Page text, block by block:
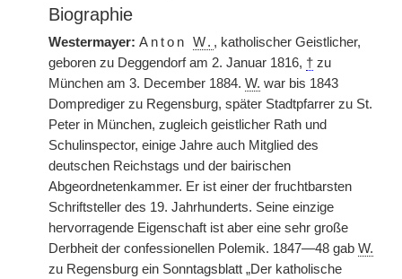
Biographie
Westermayer: Anton W. , katholischer Geistlicher,
geboren zu Deggendorf am 2. Januar 1816, † zu
München am 3. December 1884. W. war bis 1843
Domprediger zu Regensburg, später Stadtpfarrer zu St.
Peter in München, zugleich geistlicher Rath und
Schulinspector, einige Jahre auch Mitglied des
deutschen Reichstags und der bairischen
Abgeordnetenkammer. Er ist einer der fruchtbarsten
Schriftsteller des 19. Jahrhunderts. Seine einzige
hervorragende Eigenschaft ist aber eine sehr große
Derbheit der confessionellen Polemik. 1847—48 gab W.
zu Regensburg ein Sonntagsblatt „Der katholische